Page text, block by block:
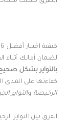
كيفية اختيار أفضل 6 إرشادات للعناية بالتواير الجيدة
لضمان أمانك أثناء
بالتواير بشكل
كفاءتها على المدى
الرخيصة والتواير
الفرق بين التواير